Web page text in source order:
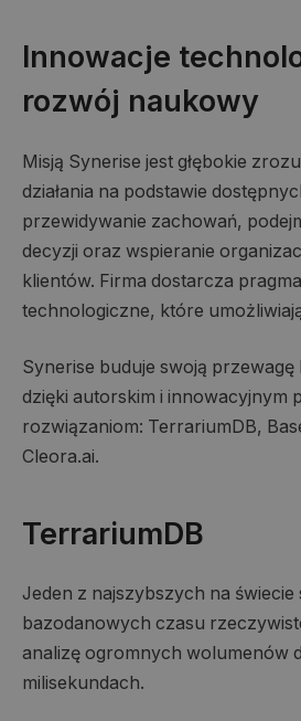
Innowacje
rozwój naukowy
Misją Synerise jest głębokie
działania na podstawie
przewidywanie zachowań,
decyzji oraz wspieranie
klientów. Firma dostarcza
technologiczne, które
Synerise buduje swoją
dzięki autorskim i innowacyjnym
rozwiązaniom: TerrariumDB,
Cleora.ai.
TerrariumDB
Jeden z najszybszych na świecie
bazodanowych czasu
analizę ogromnych wolumenów
milisekundach.